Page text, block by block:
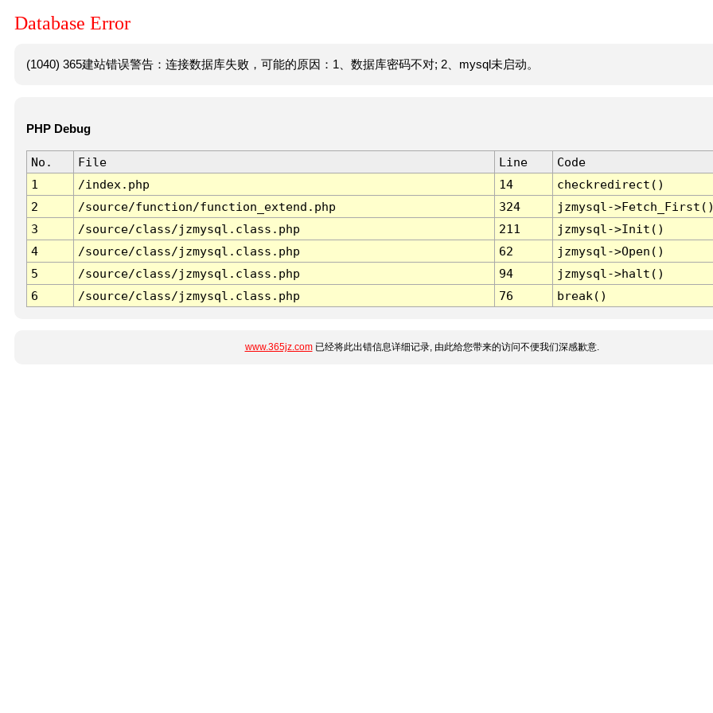
Database Error
(1040) 365建站错误警告：连接数据库失败，可能的原因：1、数据库密码不对; 2、mysql未启动。
PHP Debug
No. File Line
Code
1
/index.php 14
checkredirect()
2
/source/function/function_extend.php 324
jzmysql-
3
/source/class/jzmysql.class.php 211
jzmysql->Init()
4
/source/class/jzmysql.class.php 62
jzmysql->Open()
5
/source/class/jzmysql.class.php 94
jzmysql->halt()
6
/source/class/jzmysql.class.php 76 break()
www.365jz.com已经将此出错信息详细记录, 由此给您带来的访问不便我们深感歉意.